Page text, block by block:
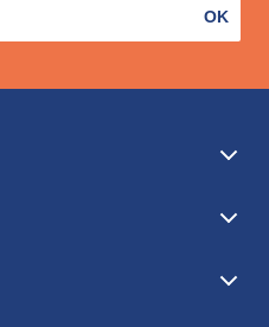
OK